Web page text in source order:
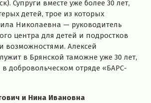
Супруги вместе уже более 30 лет,
детей, трое из которых
Николаевна — руководитель
центра для детей и подростков
возможностями. Алексей
в Брянской таможне уже 30 лет,
добровольческом отряде «БАРС-
и Нина Ивановна